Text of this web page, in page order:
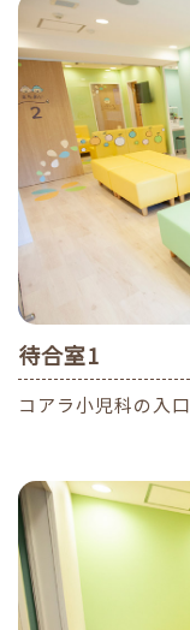
待合室1
コアラ小児科の入